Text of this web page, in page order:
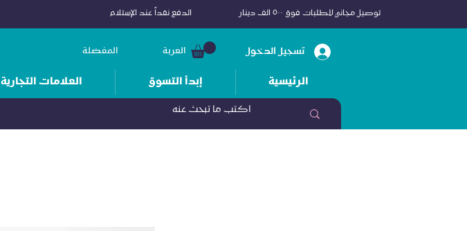
الدفع نقداً عند الإستلام توصيل مجاني للطلبات فوق ٥٠٠ الف دينار
المفضلة العربة تسجيل الدخول
العلامات التجارية إبدأ التسوق الرئيسية